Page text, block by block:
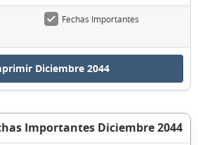
Fechas Importantes
Diciembre 2044
Importantes Diciembre 2044